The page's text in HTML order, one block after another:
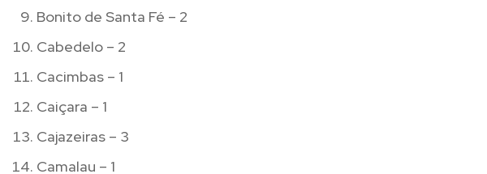
Bonito de Santa Fé – 2
Cabedelo – 2
Cacimbas – 1
Caiçara – 1
Cajazeiras – 3
Camalau – 1